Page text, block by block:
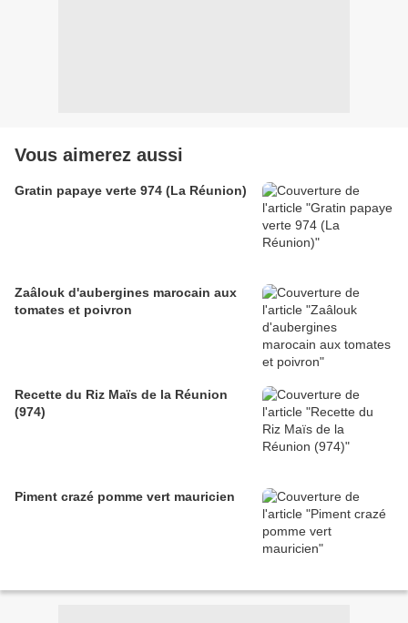
Vous aimerez aussi
Gratin papaye verte 974 (La Réunion)
Zaâlouk d'aubergines marocain aux
tomates et poivron
Recette du Riz Maïs de la Réunion
(974)
Piment crazé pomme vert mauricien